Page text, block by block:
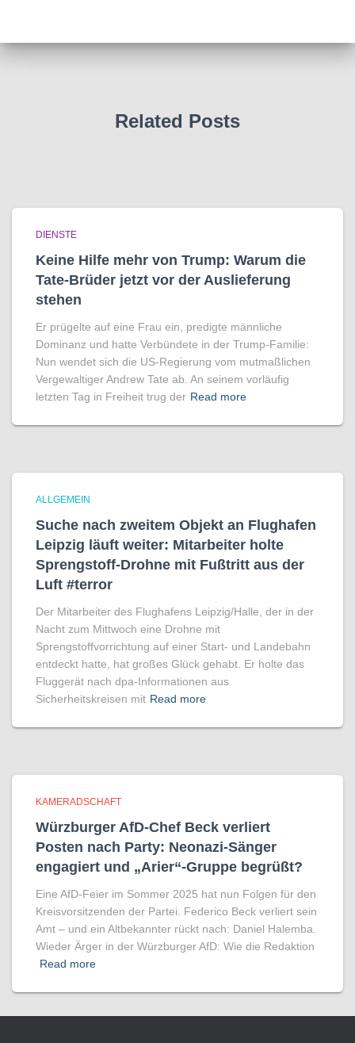
Related Posts
DIENSTE
Keine Hilfe mehr von Trump: Warum die
Tate-Brüder jetzt vor der Auslieferung
stehen
Er prügelte auf eine Frau ein, predigte männliche
Dominanz und hatte Verbündete in der Trump-Familie:
Nun wendet sich die US-Regierung vom mutmaßlichen
Vergewaltiger Andrew Tate ab. An seinem vorläufig
letzten Tag in Freiheit trug der Read more
ALLGEMEIN
Suche nach zweitem Objekt an Flughafen
Leipzig läuft weiter: Mitarbeiter holte
Sprengstoff-Drohne mit Fußtritt aus der
Luft #terror
Der Mitarbeiter des Flughafens Leipzig/Halle, der in der
Nacht zum Mittwoch eine Drohne mit
Sprengstoffvorrichtung auf einer Start- und Landebahn
entdeckt hatte, hat großes Glück gehabt. Er holte das
Fluggerät nach dpa-Informationen aus
Sicherheitskreisen mit Read more
KAMERADSCHAFT
Würzburger AfD-Chef Beck verliert
Posten nach Party: Neonazi-Sänger
engagiert und „Arier“-Gruppe begrüßt?
Eine AfD-Feier im Sommer 2025 hat nun Folgen für den
Kreisvorsitzenden der Partei. Federico Beck verliert sein
Amt – und ein Altbekannter rückt nach: Daniel Halemba.
Wieder Ärger in der Würzburger AfD: Wie die Redaktion
Read more